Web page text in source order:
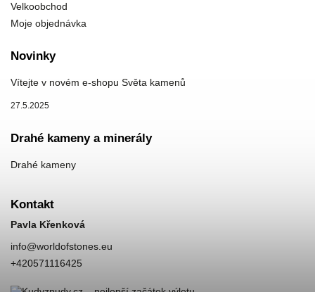
Velkoobchod
Moje objednávka
Novinky
Vítejte v novém e-shopu Světa kamenů
27.5.2025
Drahé kameny a minerály
Drahé kameny
Kontakt
Pavla Křenková
info@worldofstones.eu
+420571116425